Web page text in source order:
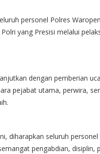
personel Polres
yang Presisi melalui
dengan pemberian
pejabat utama, perwira,
diharapkan seluruh
pengabdian,